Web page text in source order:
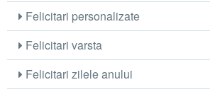
Felicitari personalizate
Felicitari varsta
Felicitari zilele anului